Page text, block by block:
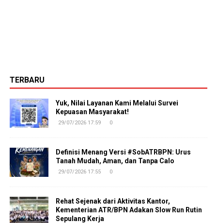
TERBARU
Yuk, Nilai Layanan Kami Melalui Survei
Kepuasan Masyarakat!
29/07/2026 17:59 0
Definisi Menang Versi #SobATRBPN: Urus
Tanah Mudah, Aman, dan Tanpa Calo
29/07/2026 17:55 0
Rehat Sejenak dari Aktivitas Kantor,
Kementerian ATR/BPN Adakan Slow Run Rutin
Sepulang Kerja